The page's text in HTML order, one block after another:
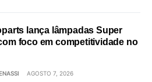
lança lâmpadas Super
foco em competitividade no
AGOSTO 7, 2026